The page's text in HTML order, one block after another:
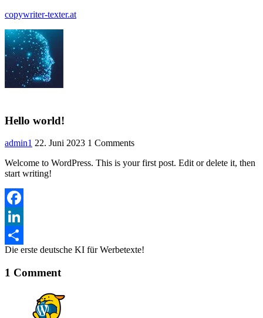
copywriter-texter.at
Hello world!
admin1 22. Juni 2023 1 Comments
Welcome to WordPress. This is your first post. Edit or delete it, then
start writing!
Facebook
LinkedIn
Teilen
Die erste deutsche KI für Werbetexte!
1 Comment